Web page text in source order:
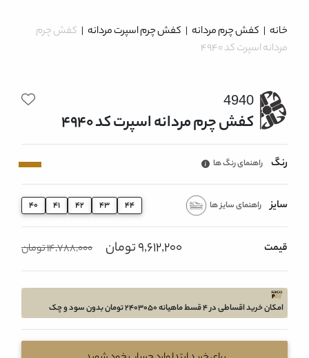
خانه | کفش چرم مردانه| کفش چرم اسپرت مردانه| کفش چرم
مردانه اسپرت کد 4940
4940
کفش چرم مردانه اسپرت کد 4940
رنگ راهنمای رنگ ها
سایز راهنمای سایز ها 43 44
قیمت 9,612,200 تومان 14,788,000 تومان
امکان خرید اقساطی در 4 قسط ماهیانه 2403050 تومان بدون سود و چک